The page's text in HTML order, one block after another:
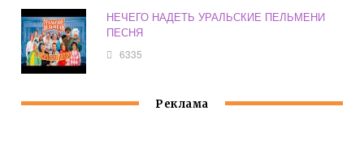
НЕЧЕГО НАДЕТЬ УРАЛЬСКИЕ ПЕЛЬМЕНИ
ПЕСНЯ
6335
Реклама